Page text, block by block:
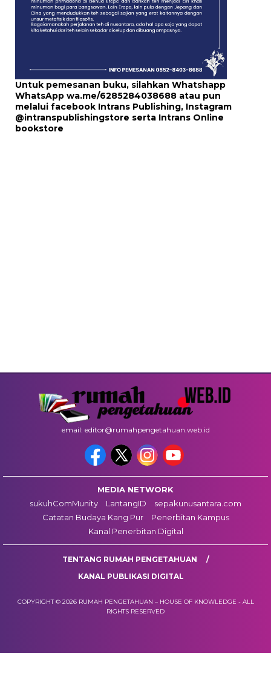
Untuk pemesanan buku, silahkan Whatshapp
WhatsApp wa.me/6285284038688 atau pun
melalui facebook Intrans Publishing, Instagram
@intranspublishingstore serta Intrans Online
bookstore
email: editor@rumahpengetahuan.web.id
MEDIA NETWORK
sukuhComMunity
LantangID
sepakunusantara.com
Catatan Budaya Kang Pur
Penerbitan Kampus
Kanal Penerbitan Digital
TENTANG RUMAH PENGETAHUAN
KANAL PUBLIKASI DIGITAL
COPYRIGHT © 2026 RUMAH PENGETAHUAN – HOUSE OF KNOWLEDGE - ALL
RIGHTS RESERVED